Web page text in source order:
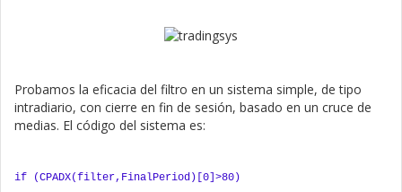
Probamos la eficacia del filtro en un sistema simple, de tipo
intradiario, con cierre en fin de sesión, basado en un cruce de
medias. El código del sistema es:
if (CPADX(filter,FinalPeriod)[0]>80)